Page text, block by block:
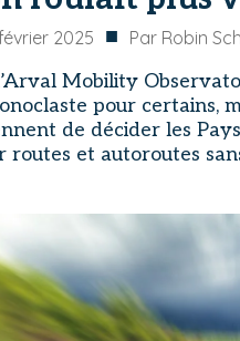
2025 ■ Par Robin
Mobility
pour certains,
de décider les
routes et autoroutes